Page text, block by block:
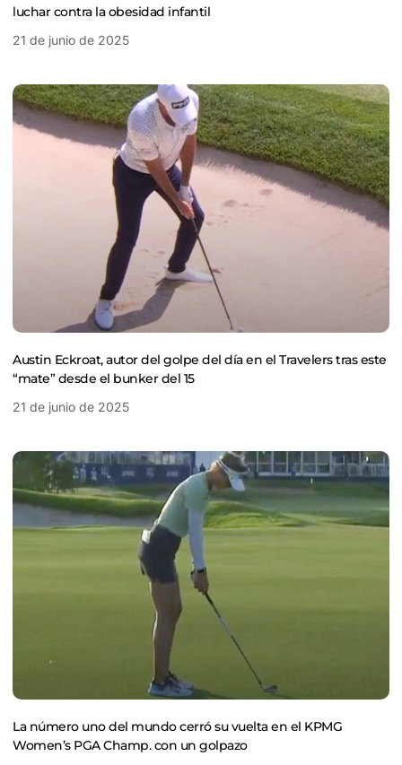
luchar contra la obesidad infantil
21 de junio de 2025
Austin Eckroat, autor del golpe del día en el Travelers tras este
“mate” desde el bunker del 15
21 de junio de 2025
La número uno del mundo cerró su vuelta en el KPMG
Women’s PGA Champ. con un golpazo